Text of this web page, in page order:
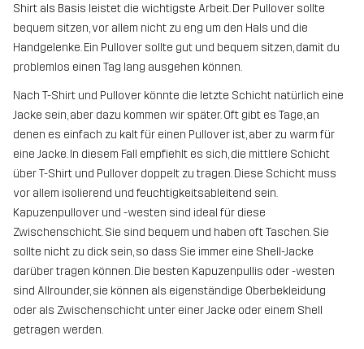
Shirt als Basis leistet die wichtigste Arbeit. Der Pullover sollte
bequem sitzen, vor allem nicht zu eng um den Hals und die
Handgelenke. Ein Pullover sollte gut und bequem sitzen, damit du
problemlos einen Tag lang ausgehen können.
Nach T-Shirt und Pullover könnte die letzte Schicht natürlich eine
Jacke sein, aber dazu kommen wir später. Oft gibt es Tage, an
denen es einfach zu kalt für einen Pullover ist, aber zu warm für
eine Jacke. In diesem Fall empfiehlt es sich, die mittlere Schicht
über T-Shirt und Pullover doppelt zu tragen. Diese Schicht muss
vor allem isolierend und feuchtigkeitsableitend sein.
Kapuzenpullover und -westen sind ideal für diese
Zwischenschicht. Sie sind bequem und haben oft Taschen. Sie
sollte nicht zu dick sein, so dass Sie immer eine Shell-Jacke
darüber tragen können. Die besten Kapuzenpullis oder -westen
sind Allrounder, sie können als eigenständige Oberbekleidung
oder als Zwischenschicht unter einer Jacke oder einem Shell
getragen werden.